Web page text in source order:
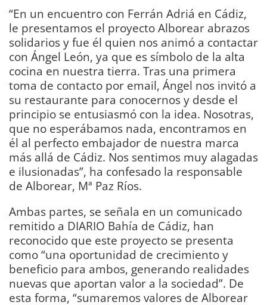
“En un encuentro con Ferrán Adriá en Cádiz,
le presentamos el proyecto Alborear abrazos
solidarios y fue él quien nos animó a contactar
con Ángel León, ya que es símbolo de la alta
cocina en nuestra tierra. Tras una primera
toma de contacto por email, Ángel nos invitó a
su restaurante para conocernos y desde el
principio se entusiasmó con la idea. Nosotras,
que no esperábamos nada, encontramos en
él al perfecto embajador de nuestra marca
más allá de Cádiz. Nos sentimos muy alagadas
e ilusionadas”, ha confesado la responsable
de Alborear, Mª Paz Ríos.
Ambas partes, se señala en un comunicado
remitido a DIARIO Bahía de Cádiz, han
reconocido que este proyecto se presenta
como “una oportunidad de crecimiento y
beneficio para ambos, generando realidades
nuevas que aportan valor a la sociedad”. De
esta forma, “sumaremos valores de Alborear